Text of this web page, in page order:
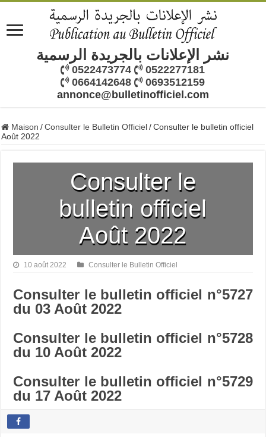
نشر الإعلانات بالجريدة الرسمية
0522473774
0522277181
0664142648
0693512159
annonce@bulletinofficiel.com
Maison / Consulter le Bulletin Officiel / Consulter le bulletin officiel
Août 2022
Consulter le
bulletin officiel
Août 2022
10 août 2022 Consulter le Bulletin Officiel
Consulter le bulletin officiel n°5727
du 03 Août 2022
Consulter le bulletin officiel n°5728
du 10 Août 2022
Consulter le bulletin officiel n°5729
du 17 Août 2022